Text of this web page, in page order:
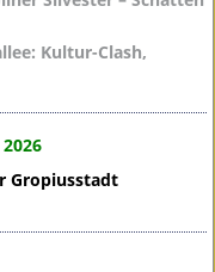
Kultur-Clash,
Gropiusstadt